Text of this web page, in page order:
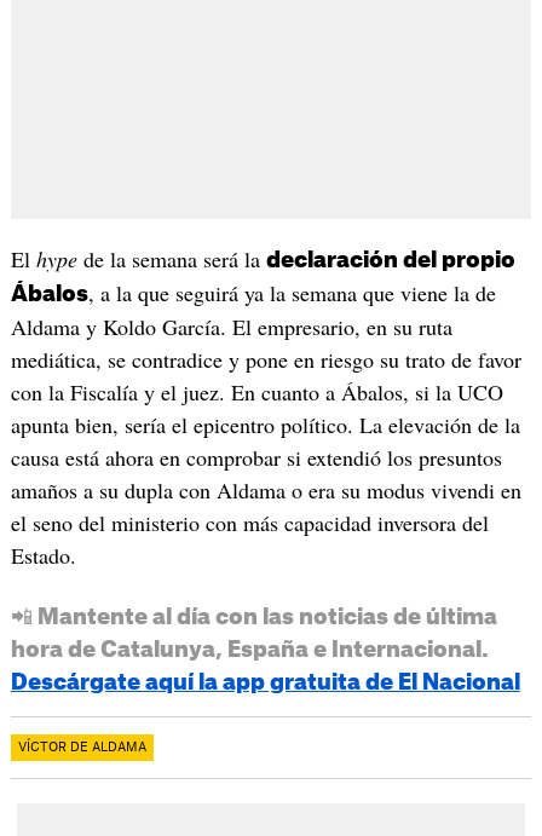
El hype de la semana será la declaración del propio
Ábalos, a la que seguirá ya la semana que viene la de
Aldama y Koldo García. El empresario, en su ruta
mediática, se contradice y pone en riesgo su trato de favor
con la Fiscalía y el juez. En cuanto a Ábalos, si la UCO
apunta bien, sería el epicentro político. La elevación de la
causa está ahora en comprobar si extendió los presuntos
amaños a su dupla con Aldama o era su modus vivendi en
el seno del ministerio con más capacidad inversora del
Estado.
📲 Mantente al día con las noticias de última
hora de Catalunya, España e Internacional.
Descárgate aquí la app gratuita de El Nacional
VÍCTOR DE ALDAMA